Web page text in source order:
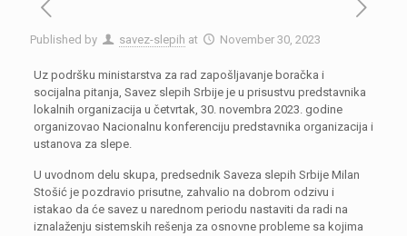
Published by savez-slepih at November 30, 2023
Uz podršku ministarstva za rad zapošljavanje boračka i
socijalna pitanja, Savez slepih Srbije je u prisustvu predstavnika
lokalnih organizacija u četvrtak, 30. novembra 2023. godine
organizovao Nacionalnu konferenciju predstavnika organizacija i
ustanova za slepe.
U uvodnom delu skupa, predsednik Saveza slepih Srbije Milan
Stošić je pozdravio prisutne, zahvalio na dobrom odzivu i
istakao da će savez u narednom periodu nastaviti da radi na
iznalaženju sistemskih rešenja za osnovne probleme sa kojima